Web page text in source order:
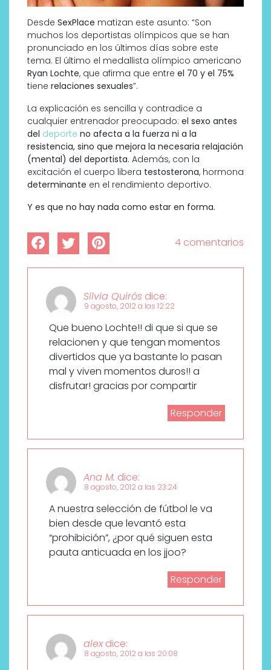
Desde SexPlace matizan este asunto: “Son
muchos los deportistas olímpicos que se han
pronunciado en los últimos días sobre este
tema. El último el medallista olímpico americano
Ryan Lochte, que afirma que entre el 70 y el 75%
tiene relaciones sexuales”.
La explicación es sencilla y contradice a
cualquier entrenador preocupado: el sexo antes
del deporte no afecta a la fuerza ni a la
resistencia, sino que mejora la necesaria relajación
(mental) del deportista. Además, con la
excitación el cuerpo libera testosterona, hormona
determinante en el rendimiento deportivo.
Y es que no hay nada como estar en forma.
4 comentarios
Silvia Quirós dice:
9 agosto, 2012 a las 12:22
Que bueno Lochte!! di que si que se
relacionen y que tengan momentos
divertidos que ya bastante lo pasan
mal y viven momentos duros!! a
disfrutar! gracias por compartir
Responder
Ana M. dice:
8 agosto, 2012 a las 23:24
A nuestra selección de fútbol le va
bien desde que levantó esta
“prohibición”, ¿por qué siguen esta
pauta anticuada en los jjoo?
Responder
alex dice:
8 agosto, 2012 a las 20:08